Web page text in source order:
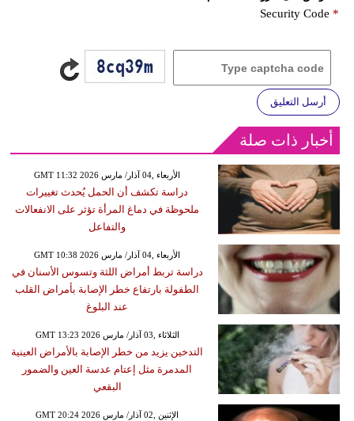
Security Code *
أرسل التعليق
أخبار ذات صلة
GMT 11:32 2026 الأربعاء ,04 آذار/ مارس
دراسة تكشف أن الحمل يُحدث تغييرات
ملحوظة في دماغ المرأة تؤثر على الانفعالات
والتفاعل
GMT 10:38 2026 الأربعاء ,04 آذار/ مارس
دراسة تربط أمراض اللثة وتسوس الأسنان في
الطفولة بارتفاع خطر الإصابة بأمراض القلب
عند البلوغ
GMT 13:23 2026 الثلاثاء ,03 آذار/ مارس
التدخين يزيد من خطر الإصابة بالأمراض العينية
المدمرة مثل إعتام عدسة العين والضمور
البقعي
GMT 20:24 2026 الإثنين ,02 آذار/ مارس